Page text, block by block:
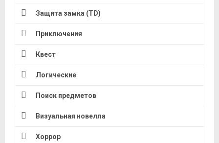
Защита замка (TD)
Приключения
Квест
Логические
Поиск предметов
Визуальная новелла
Хоррор